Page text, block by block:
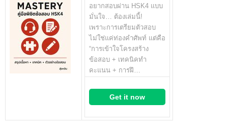
อยากสอบผ่าน HSK4 แบบ
มั่นใจ… ต้องเล่มนี้!
เพราะการเตรียมตัวสอบ
ไม่ใช่แค่ท่องคำศัพท์ แต่คือ
“การเข้าใจโครงสร้าง
ข้อสอบ + เทคนิคทำ
คะแนน + การฝึ…
Get it now